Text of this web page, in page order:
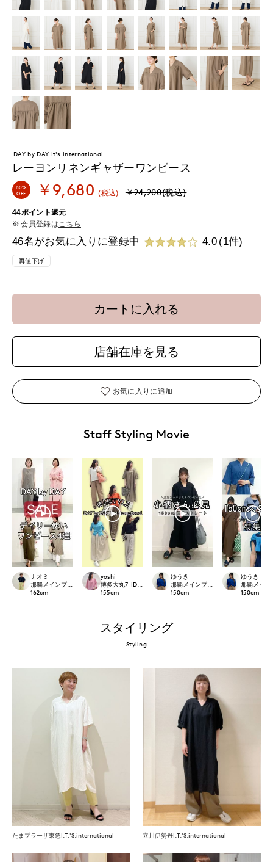
DAY by DAY It's international
レーヨンリネンギャザーワンピース
60%
OFF
￥9,680 (税込) ￥24,200(税込)
44ポイント還元
会員登録は こちら
46名がお気に入りに登録中 4.0 (1件)
再値下げ
カートに入れる
店舗在庫を見る
お気に入りに追加
Staff Styling Movie
ナオミ
那覇メインプレイスI.T.'S.international
162cm
yoshi
博多大丸7-IDconcept.
155cm
ゆうき
那覇メインプレイス
150cm
ゆうき
那覇メイ
150cm
スタイリング
Styling
たまプラーザ東急I.T.'S.international 立川伊勢丹I.T.'S.international